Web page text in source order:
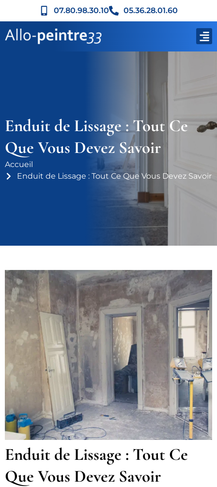
07.80.98.30.10 05.36.28.01.60
Enduit de Lissage : Tout Ce
Que Vous Devez Savoir
Accueil
Enduit de Lissage : Tout Ce Que Vous Devez Savoir
Enduit de Lissage : Tout Ce
Que Vous Devez Savoir